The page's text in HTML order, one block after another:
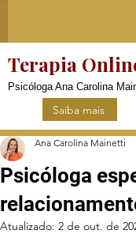
Terapia
Psicóloga Ana Carolina
Saiba mais
Psicóloga
Ana Carolina Mainetti
Atualizado: 2 de out. de